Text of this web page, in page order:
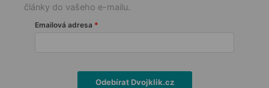
články do vašeho e-mailu.
Emailová adresa
Odebírat Dvojklik.cz